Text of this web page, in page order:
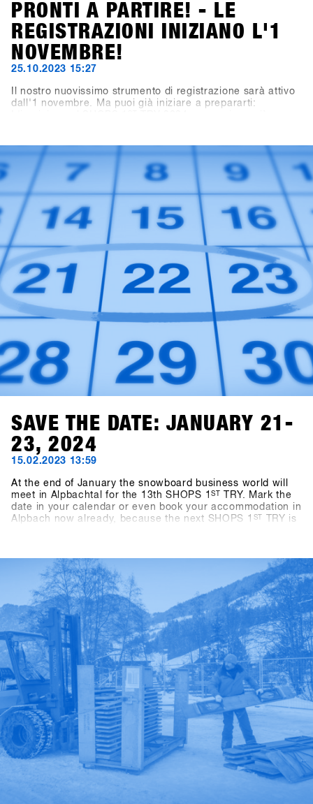
PRONTI A PARTIRE! - LE
REGISTRAZIONI INIZIANO L'1
NOVEMBRE!
25.10.2023 15:27
Il nostro nuovissimo strumento di registrazione sarà attivo
dall'1 novembre. Ma puoi già iniziare a prepararti:
BASE per il tuo negozio, è giunto il momento di crearlo.
Puoi già ora creare gratuitamente un account per il tuo
negozio. Dall'1 novembre, potrai effettuare l'accesso, fare
alcuni clic e sarai ufficialmente registrato per il SHOPS 1
TRY 2024.Con 76 marchi partecipanti, non vediamo l'ora di
darti il benvenuto!
SAVE THE DATE: JANUARY 21-
23, 2024
15.02.2023 13:59
At the end of January the snowboard business world will
meet in Alpbachtal for the 13th SHOPS 1ST
TRY. Mark the
date in your calendar or even book your accommodation in
Alpbach now already, because the next SHOPS 1 ST
TRY is